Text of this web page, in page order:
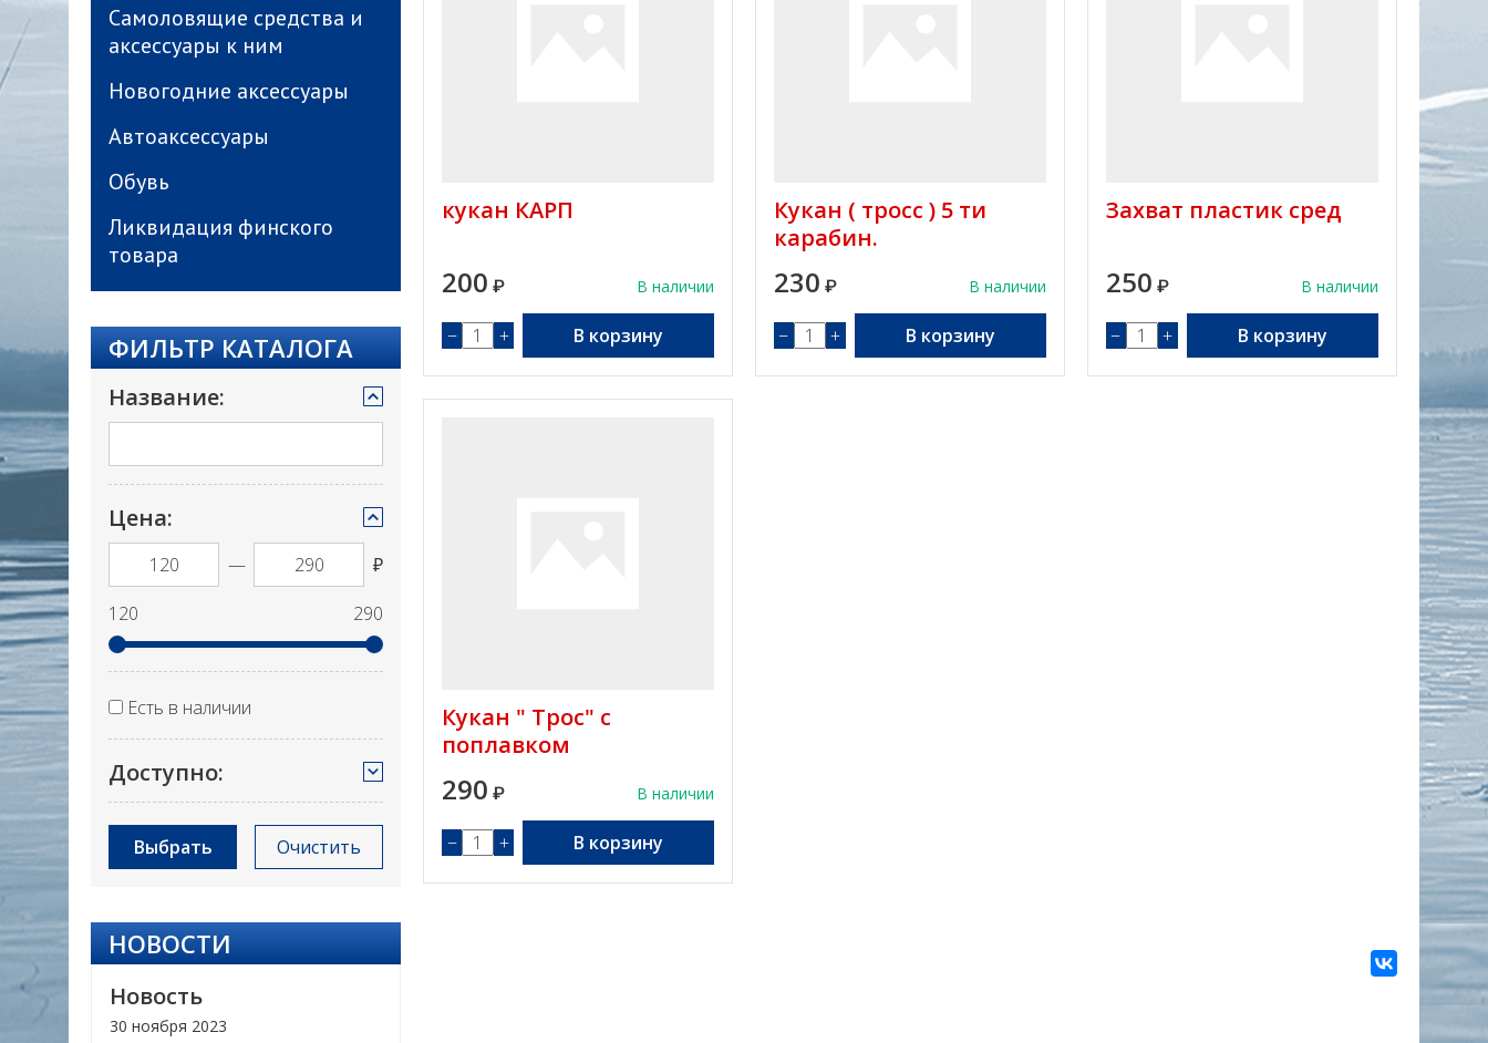
Самоловящие средства и
аксессуары к ним
Новогодние аксессуары
Автоаксессуары
Обувь
Ликвидация финского
товара
ФИЛЬТР КАТАЛОГА
Название:
Цена:
—
₽
120
290
Есть в наличии
Доступно:
Выбрать Очистить
НОВОСТИ
Новость
30 ноября 2023
кукан КАРП
200 ₽ В наличии
− + В корзину
Кукан ( тросс ) 5 ти
карабин.
230 ₽ В наличии
− + В корзину
Захват пластик сред
250 ₽ В наличии
− + В корзину
Кукан " Трос" с
поплавком
290 ₽ В наличии
− + В корзину